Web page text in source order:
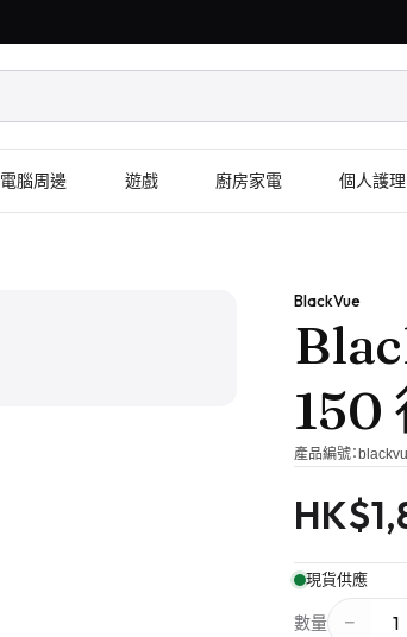
電腦周邊 遊戲 廚房家電 個人護理
BlackVue
150
產品編號：
HK$
現貨供應
數量 − 1